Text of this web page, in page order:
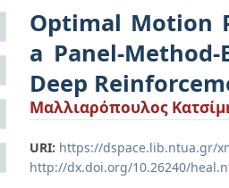
Optimal Motion
a Panel-
Deep
Μαλλιαρόπουλος
URI: https://dspace.lib.ntua.gr/
http://dx.doi.org/10.26240/